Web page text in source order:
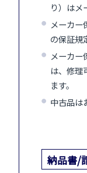
り）はメ
メーカー
の保証規
メーカー
は、修理
ます。
中古品は
納品書/